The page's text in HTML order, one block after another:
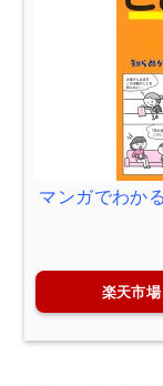
マンガでわ
楽天市場